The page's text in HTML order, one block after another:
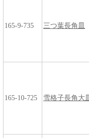
165-9-735 三つ葉長角皿
165-10-725 雪格子長角大皿